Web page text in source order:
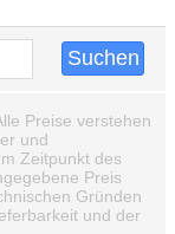
Preise verstehen
und
Zeitpunkt des
Preis
Gründen
und der